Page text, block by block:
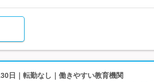
日｜転勤なし｜働きやすい教育機関